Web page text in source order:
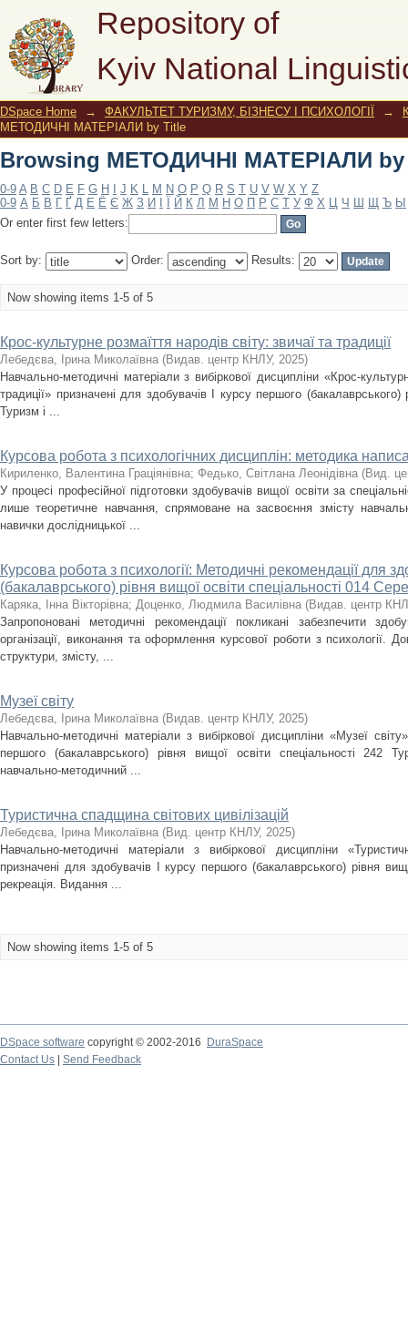
Repository of
Kyiv National
Browsing МЕТОДИЧНІ МАТЕРІАЛИ
DSpace Home → ФАКУЛЬТЕТ ТУРИЗМУ, БІЗНЕСУ І ПСИХОЛОГІЇ →
МЕТОДИЧНІ МАТЕРІАЛИ by Title
Browsing МЕТОДИЧНІ МАТЕРІАЛИ by
0-9 A B C D E F G H J K L M N O P Q R S T U V W X Y Z
0-9 А Б В Г Ґ Д Е Ё Є Ж З И Й К Л М Н О П Р С Т У Ф Х Ц Ч Ш Щ Ъ Ы
Or enter first few letters:
Sort by: Order: Results:
Now showing items 1-5 of 5
Крос-культурне розмаїття народів світу: звичаї та традиції
Лебедєва, Ірина Миколаївна (Видав. центр КНЛУ, 2025)
Навчально-методичні матеріали з вибіркової дисципліни «Крос-
традиції» призначені для здобувачів І курсу першого (бакалаврського)
Туризм і ...
Курсова робота з психологічних дисциплін: методика
Кириленко, Валентина Граціянівна; Федько, Світлана Леонідівна (Вид.
У процесі професійної підготовки здобувачів вищої освіти за
лише теоретичне навчання, спрямоване на засвоєння змісту
навички дослідницької ...
Курсова робота з психології: Методичні рекомендації для
(бакалаврського) рівня вищої освіти спеціальності 014
Каряка, Інна Вікторівна; Доценко, Людмила Василівна (Видав. центр
Запропоновані методичні рекомендації покликані забезпечити
організації, виконання та оформлення курсової роботи з психології.
структури, змісту, ...
Музеї світу
Лебедєва, Ірина Миколаївна (Видав. центр КНЛУ, 2025)
Навчально-методичні матеріали з вибіркової дисципліни «Музеї
першого (бакалаврського) рівня вищої освіти спеціальності 242
навчально-методичний ...
Туристична спадщина світових цивілізацій
Лебедєва, Ірина Миколаївна (Вид. центр КНЛУ, 2025)
Навчально-методичні матеріали з вибіркової дисципліни
призначені для здобувачів І курсу першого (бакалаврського) рівня
рекреація. Видання ...
Now showing items 1-5 of 5
DSpace software copyright © 2002-2016
DuraSpace
Contact Us
Send Feedback